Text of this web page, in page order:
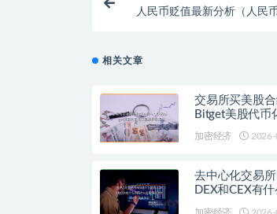
人民币贬值最新分析（人民
相关文章
交易所买美股
Bitget美股代币
加密经济
去中心化交易
DEX和CEX有